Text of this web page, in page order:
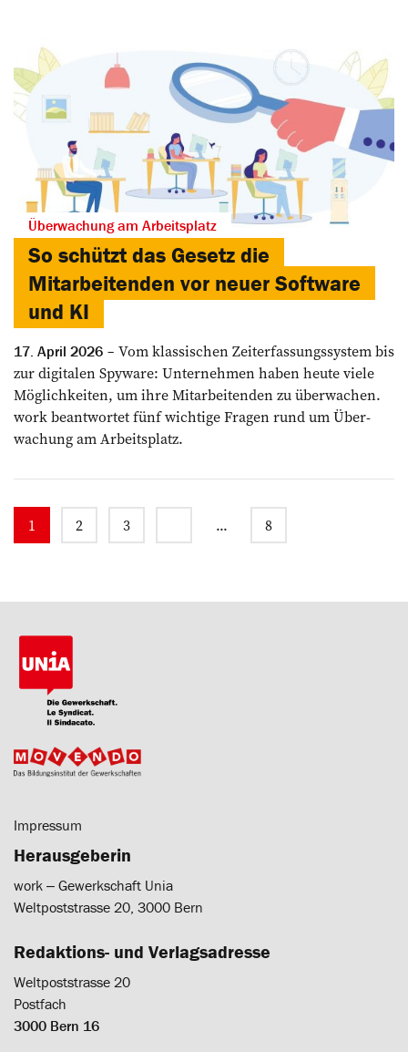
Überwachung am Arbeitsplatz
So schützt das Gesetz die
Mitarbeitenden vor neuer Software
und KI
17. April 2026
Vom klassischen Zeit­erfassungssystem bis
zur digitalen Spyware: ­Unternehmen haben ­heute viele
Möglichkeiten, um ihre Mitarbeitenden zu überwachen.
work ­beantwortet fünf wichtige Fragen rund um Über­
wachung am Arbeitsplatz.
1 2 3 ... 8
Impressum
Herausgeberin
work ‒ Gewerkschaft Unia
Weltpoststrasse 20, 3000 Bern
Redaktions- und Verlagsadresse
Weltpoststrasse 20
Postfach
3000 Bern 16